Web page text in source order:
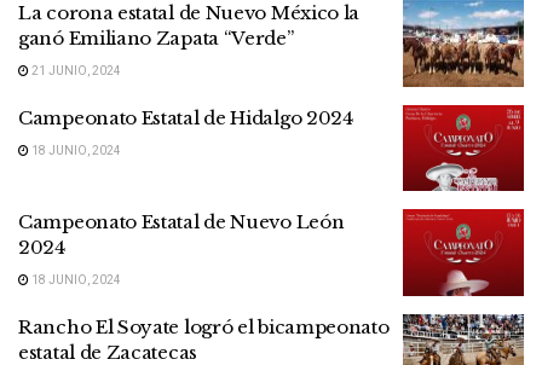
La corona estatal de Nuevo México la
ganó Emiliano Zapata “Verde”
21 JUNIO, 2024
Campeonato Estatal de Hidalgo 2024
18 JUNIO, 2024
Campeonato Estatal de Nuevo León
2024
18 JUNIO, 2024
Rancho El Soyate logró el bicampeonato
estatal de Zacatecas